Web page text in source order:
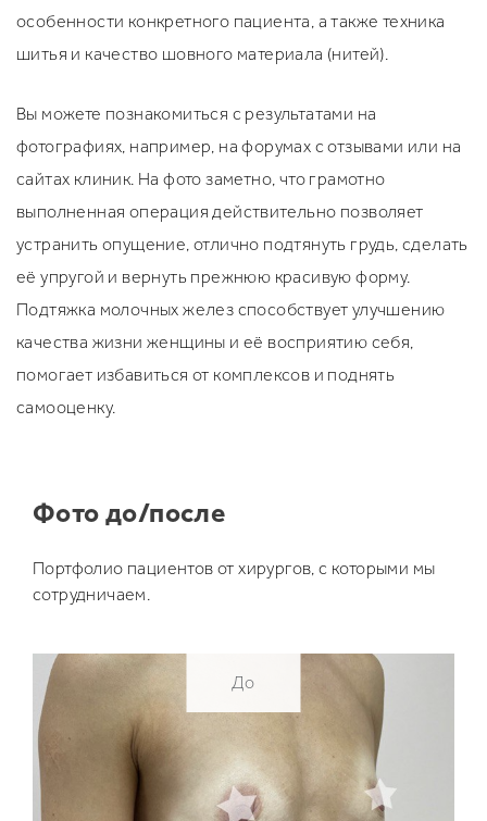
особенности конкретного пациента, а также техника
шитья и качество шовного материала (нитей).
Вы можете познакомиться с результатами на
фотографиях, например, на форумах с отзывами или на
сайтах клиник. На фото заметно, что грамотно
выполненная операция действительно позволяет
устранить опущение, отлично подтянуть грудь, сделать
её упругой и вернуть прежнюю красивую форму.
Подтяжка молочных желез способствует улучшению
качества жизни женщины и её восприятию себя,
помогает избавиться от комплексов и поднять
самооценку.
Фото до/после
Портфолио пациентов от хирургов, с которыми мы
сотрудничаем.
До
До
До
До
До
До
До
До
До
До
До